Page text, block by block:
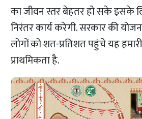
का जीवन स्तर बेहतर हो सके इसके
निरंतर कार्य करेगी. सरकार की
लोगों को शत-प्रतिशत पहुंचे यह
प्राथमिकता है.